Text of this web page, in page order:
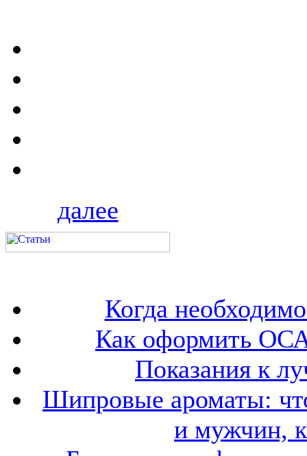
далее
Когда
Как оформить
Показания к
Шипровые ароматы:
и мужчин,